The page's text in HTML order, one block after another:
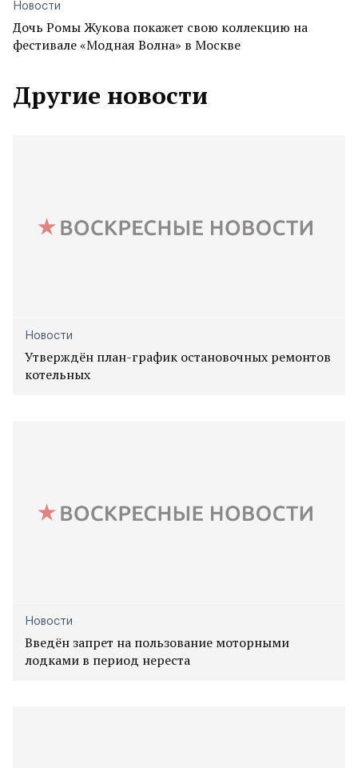
Новости
Дочь Ромы Жукова покажет свою коллекцию на
фестивале «Модная Волна» в Москве
Другие новости
Новости
Утверждён план-график остановочных ремонтов
котельных
Новости
Введён запрет на пользование моторными
лодками в период нереста